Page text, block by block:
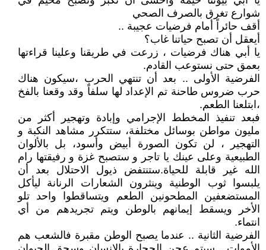
شوارع تغرق بالصرف الصحي
أقف حائراً أمام فرضيات عجيبة ..
أيعقل أن تصبح حياتنا غاب؟
يا أبي هناك فرضيات ، زرعت في طريقنا وعلينا قراءتها
بعمق حتى نستوعب القادم.
الفرضية الأولى .. بعد أن تنتهي الحرب ،سيكون هناك
حرب ضروس طاحنة تم الإعداد لها سلفاً وقد وقعنا بالفخ
،ابتلعنا الطعم.
فبعد تنفيذ المخطط الإجرامي وإبادة وتهجير أكثر من
مليون مواطن بوسائل مختلفة، ستتكرر مشاهد النكبة و
التهجير ، لن تكون الصورة أبيض وأسود، بل بالألوان
الطبيعية وعلى عينك يا تاجر و ستصبح غزة و رفيقتها رام
الله غير قابلة للحياة.ستنتفض ذيول الاحتلال بعد أن
يلبسوا ثوب الوطنية وينثرون الشعارات الرنانة ليأكل
المستضعفين المطحونين الطعم ويتساقطوا واحد تلو
الأخر ويسقط إيمانهم بالوطن ويتم تجريدهم من أي
انتماء.
الفرضية الثانية .. عندما يصبح الوطن مقبرة فالشعب هم